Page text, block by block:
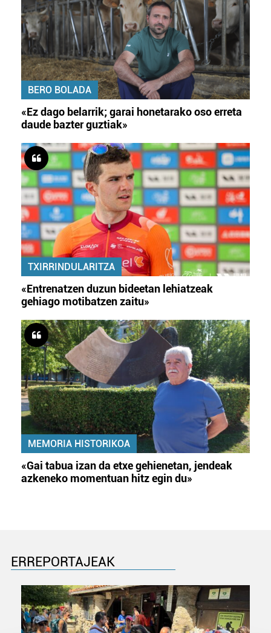
BERO BOLADA
«Ez dago belarrik; garai honetarako oso erreta
daude bazter guztiak»
TXIRRINDULARITZA
«Entrenatzen duzun bideetan lehiatzeak
gehiago motibatzen zaitu»
MEMORIA HISTORIKOA
«Gai tabua izan da etxe gehienetan, jendeak
azkeneko momentuan hitz egin du»
ERREPORTAJEAK